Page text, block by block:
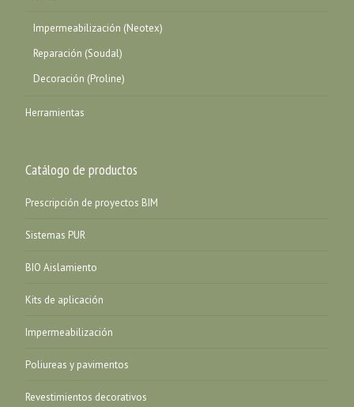
Impermeabilización (Neotex)
Reparación (Soudal)
Decoración (Proline)
Herramientas
Catálogo de productos
Prescripción de proyectos BIM
Sistemas PUR
BIO Aislamiento
Kits de aplicación
Impermeabilización
Poliureas y pavimentos
Revestimientos decorativos